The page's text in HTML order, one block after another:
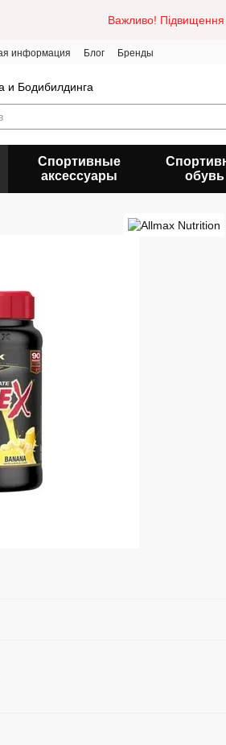
Важливо! Підвищення
информация Блог Бренды
и Бодибилдинга
Спортивные
аксессуары
обувь